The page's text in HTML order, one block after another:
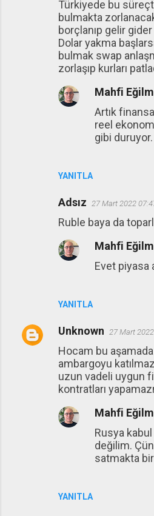
Türkiyede bu
bulmakta
borçlanıp gelir
Dolar yakma
bulmak swap
zorlaşıp kurları
YANITLA
Mahfi
Artık
reel
gibi duruyor.
Adsız 27 Mart 2022
Ruble baya da
YANITLA
Mahfi
Evet piyasa
Unknown 27 Mart
Hocam bu
ambargoyu
uzun vadeli uygun
kontratları
YANITLA
Mahfi
Rusya
değilim.
satmakta